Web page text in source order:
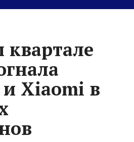
и Xiaomi в